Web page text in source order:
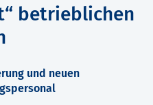
betrieblichen
und neuen